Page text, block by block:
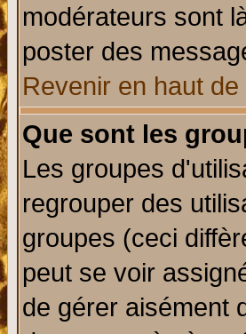
modérateurs sont
poster des
Revenir en haut de
Que sont les
Les groupes
regrouper des
groupes (ceci
peut se voir
de gérer aisément